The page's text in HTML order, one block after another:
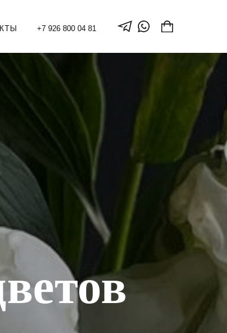
+7 926 800 04 81